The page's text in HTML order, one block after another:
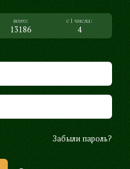
13186 4
Забыли пароль?